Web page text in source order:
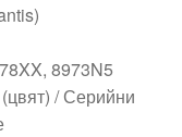
8973N5
/ Серийни